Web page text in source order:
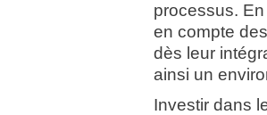
processus.
en compte des
dès leur
ainsi un
Investir dans